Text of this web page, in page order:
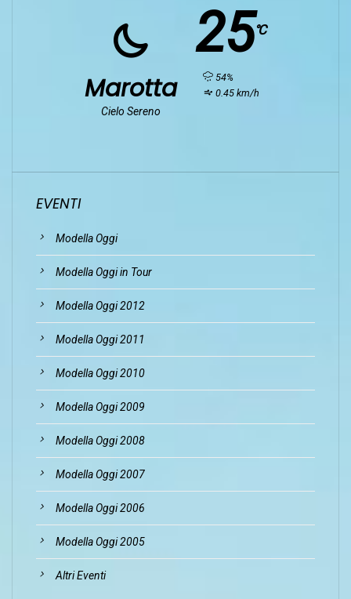
Marotta
Cielo Sereno
25℃
humidity:
54%
wind:
0.45 km/h
EVENTI
Modella Oggi
Modella Oggi in Tour
Modella Oggi 2012
Modella Oggi 2011
Modella Oggi 2010
Modella Oggi 2009
Modella Oggi 2008
Modella Oggi 2007
Modella Oggi 2006
Modella Oggi 2005
Altri Eventi